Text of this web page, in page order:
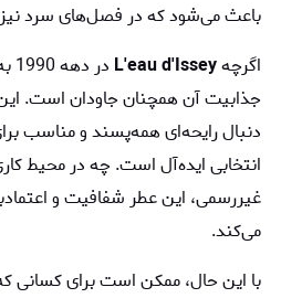
باعث می‌شود که در فصل‌های سرد
اگرچهL'eau d'Issey
جذابیت آن همچنان جاودان است.
دنبال رایحه‌ای همه‌پسند و مناسب
انتخابی ایده‌آل است. چه در محیط
غیررسمی، این عطر شفافیت و
می‌کند.
با این حال، ممکن است برای کسانی